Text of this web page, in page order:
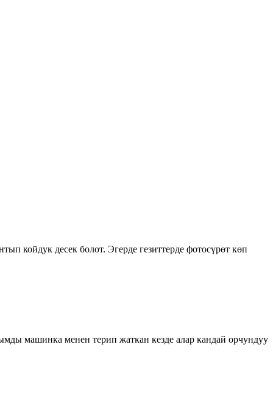
койдук десек болот. Эгерде гезиттерде фотосүрөт көп
машинка менен терип жаткан кезде алар кандай орчундуу